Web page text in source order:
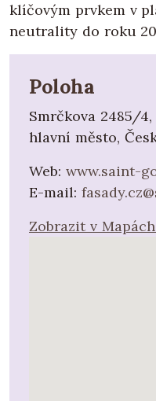
klíčovým prvkem v
neutrality do roku
Poloha
Smrčkova 2485/4,
hlavní město,
Web: www.saint-
E-mail:
Zobrazit v